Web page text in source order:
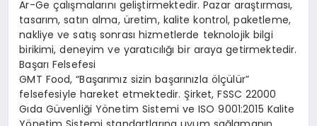
Ar-Ge çalışmalarını geliştirmektedir. Pazar araştırması,
tasarım, satın alma, üretim, kalite kontrol, paketleme,
nakliye ve satış sonrası hizmetlerde teknolojik bilgi
birikimi, deneyim ve yaratıcılığı bir araya getirmektedir.
Başarı Felsefesi
GMT Food, “Başarımız sizin başarınızla ölçülür”
felsefesiyle hareket etmektedir. Şirket, FSSC 22000
Gıda Güvenliği Yönetim Sistemi ve ISO 9001:2015 Kalite